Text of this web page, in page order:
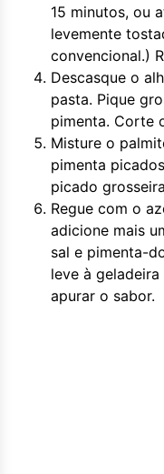
15 minutos, ou
levemente
convencional.)
Descasque o
pasta. Pique
pimenta. Corte
Misture o
pimenta
picado
Regue com o
adicione mais
sal e pimenta-
leve à
apurar o sabor.